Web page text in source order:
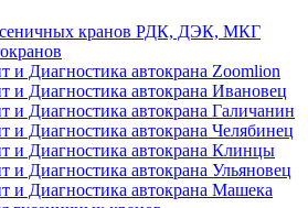
кранов РДК, ДЭК, МКГ
и Диагностика автокрана Zoomlion
и Диагностика автокрана Ивановец
и Диагностика автокрана Галичанин
и Диагностика автокрана Челябинец
и Диагностика автокрана Клинцы
и Диагностика автокрана Ульяновец
и Диагностика автокрана Машека